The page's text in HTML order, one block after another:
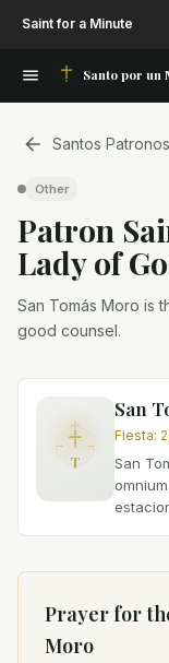
Saint for a Minute
Santo por un
Santos Patronos
Other
Patron
Lady of
San Tomás Moro is
good counsel.
T
San
Fiesta:
San
Prayer for
Moro